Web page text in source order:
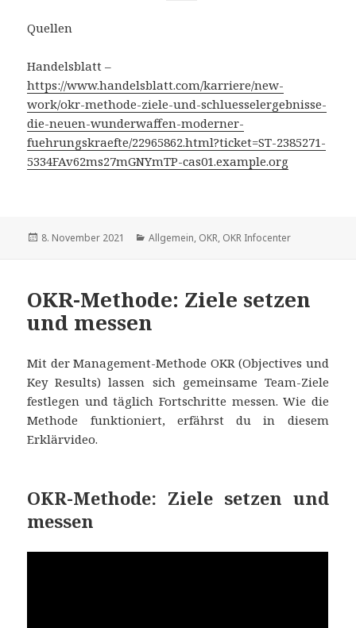
Quellen
Handelsblatt –
https://www.handelsblatt.com/karriere/new-
work/okr-methode-ziele-und-schluesselergebnisse-
die-neuen-wunderwaffen-moderner-
fuehrungskraefte/22965862.html?ticket=ST-2385271-
5334FAv62ms27mGNYmTP-cas01.example.org
Veröffentlicht
8. November 2021 Kategorien
Allgemein, OKR, OKR Infocenter
OKR-Methode: Ziele setzen
und messen
Mit der Management-Methode OKR (Objectives und
Key Results) lassen sich gemeinsame Team-Ziele
festlegen und täglich Fortschritte messen. Wie die
Methode funktioniert, erfährst du in diesem
Erklärvideo.
OKR-Methode: Ziele setzen und
messen